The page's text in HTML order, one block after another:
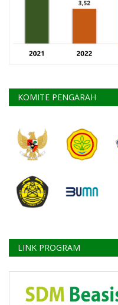
KOMITE PENGARAH
LINK PROGRAM